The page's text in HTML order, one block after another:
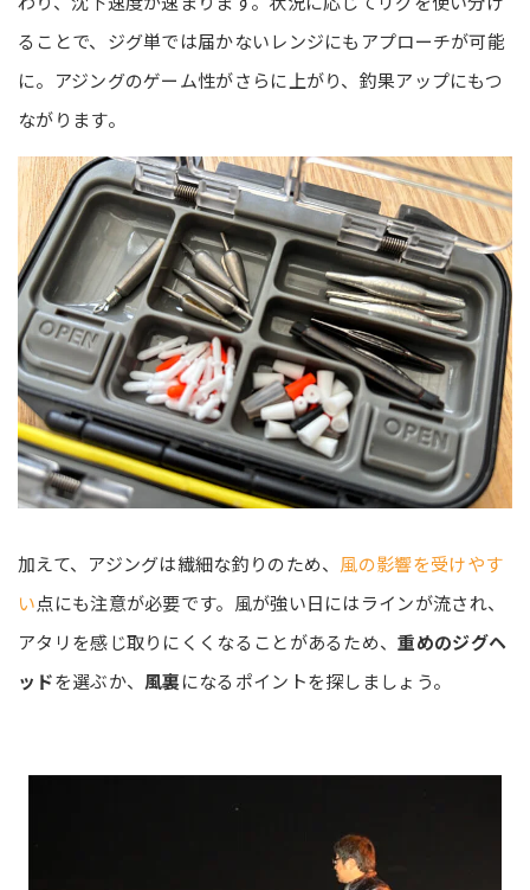
ることで、ジグ単では届かないレンジにもアプローチが可能
に。アジングのゲーム性がさらに上がり、釣果アップにもつ
ながります。
加えて、アジングは繊細な釣りのため、 風の影響を受けやす
い点にも注意が必要です。風が強い日にはラインが流され、
アタリを感じ取りにくくなることがあるため、重めのジグヘ
ッドを選ぶか、 風裏になるポイントを探しましょう。